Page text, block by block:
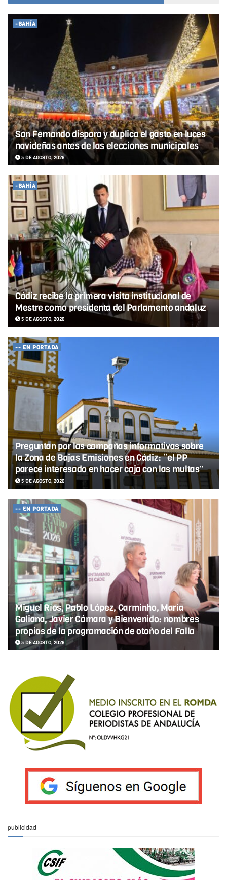
-BAHÍA
San Fernando dispara y duplica el gasto en luces
navideñas antes de las elecciones municipales
5 DE AGOSTO, 2026
-BAHÍA
Cádiz recibe la primera visita institucional de
Mestre como presidenta del Parlamento andaluz
5 DE AGOSTO, 2026
-- EN PORTADA
Preguntan por las campañas informativas sobre
la Zona de Bajas Emisiones en Cádiz: “el PP
parece interesado en hacer caja con las multas”
5 DE AGOSTO, 2026
-- EN PORTADA
Miguel Ríos, Pablo López, Carminho, María
Galiana, Javier Cámara y Bienvenido: nombres
propios de la programación de otoño del Falla
5 DE AGOSTO, 2026
publicidad